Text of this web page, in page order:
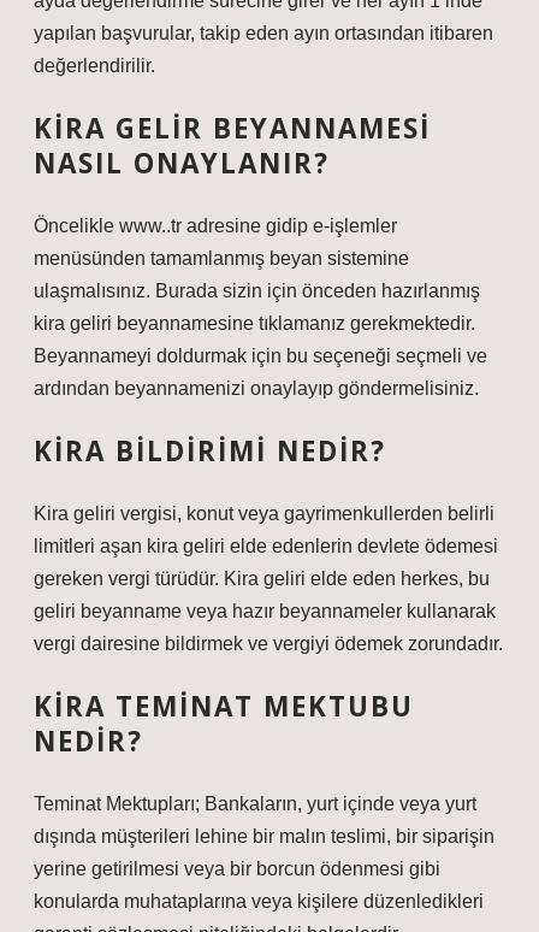
yapılan başvurular, takip eden ayın ortasından itibaren
değerlendirilir.
KIRA GELIR BEYANNAMESI
NASIL ONAYLANIR?
Öncelikle www..tr adresine gidip e-işlemler
menüsünden tamamlanmış beyan sistemine
ulaşmalısınız. Burada sizin için önceden hazırlanmış
kira geliri beyannamesine tıklamanız gerekmektedir.
Beyannameyi doldurmak için bu seçeneği seçmeli ve
ardından beyannamenizi onaylayıp göndermelisiniz.
KIRA BILDIRIMI NEDIR?
Kira geliri vergisi, konut veya gayrimenkullerden belirli
limitleri aşan kira geliri elde edenlerin devlete ödemesi
gereken vergi türüdür. Kira geliri elde eden herkes, bu
geliri beyanname veya hazır beyannameler kullanarak
vergi dairesine bildirmek ve vergiyi ödemek zorundadır.
KIRA TEMINAT MEKTUBU
NEDIR?
Teminat Mektupları; Bankaların, yurt içinde veya yurt
dışında müşterileri lehine bir malın teslimi, bir siparişin
yerine getirilmesi veya bir borcun ödenmesi gibi
konularda muhataplarına veya kişilere düzenledikleri